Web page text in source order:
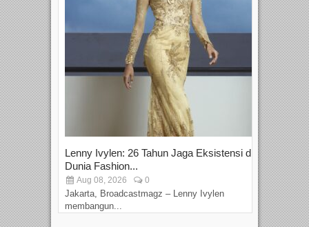
Lenny Ivylen: 26 Tahun Jaga Eksistensi di
Dunia Fashion...
Aug 08, 2026 0
Jakarta, Broadcastmagz – Lenny Ivylen
membangun...